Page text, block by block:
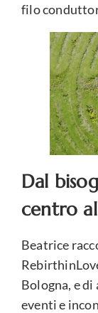
filo
Dal
centro
Beatrice
Bologna, e
eventi e